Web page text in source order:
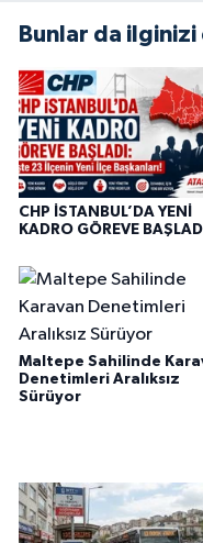
Bunlar da
CHP İSTANBUL’DA YENİ
KADRO GÖREVE BAŞLADI
Maltepe Sahilinde
Denetimleri Aralıksız
Sürüyor